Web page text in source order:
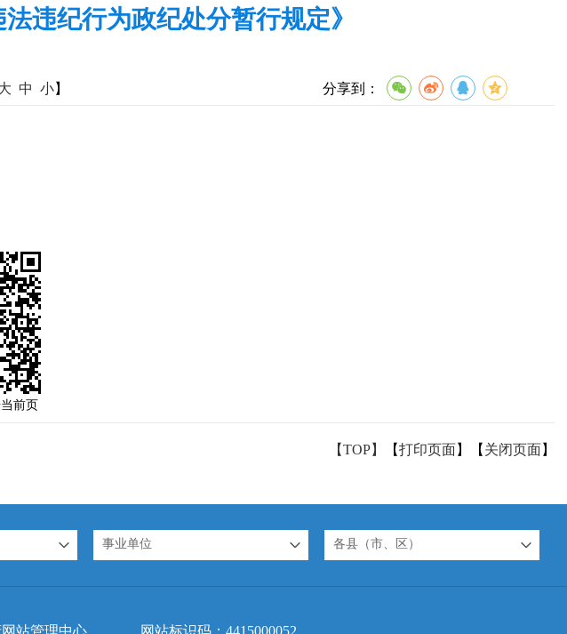
违纪行为政纪处分暂行规定》
中 小】 分享到：
前页
【TOP】 【打印页面】【 关闭页面】
事业单位 各县（市、区）
站管理中心 网站标识码：4415000052